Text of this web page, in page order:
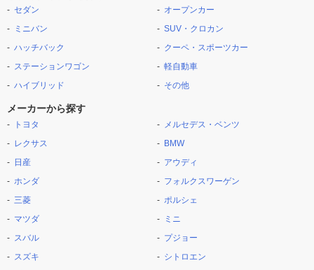
セダン
ミニバン
ハッチバック
ステーションワゴン
ハイブリッド
オープンカー
SUV・クロカン
クーペ・スポーツカー
軽自動車
その他
メーカーから探す
トヨタ
レクサス
日産
ホンダ
三菱
マツダ
スバル
スズキ
メルセデス・ベンツ
BMW
アウディ
フォルクスワーゲン
ポルシェ
ミニ
プジョー
シトロエン